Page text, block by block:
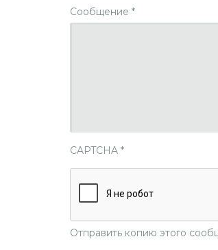
Сообщение *
CAPTCHA *
Отправить копию этого